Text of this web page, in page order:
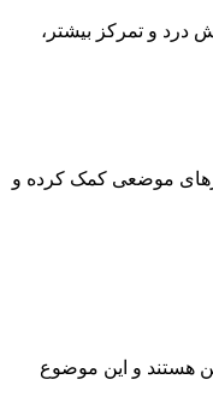
درد و تمرکز بیشتر،
موضعی کمک کرده و
هستند و این موضوع